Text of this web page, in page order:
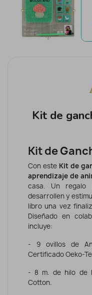
Kit de
Kit de
Con este Kit de
aprendizaje de
casa. Un regalo
desarrollen y
libro una vez
Diseñado en
incluye:
- 9 ovillos de
Certificado Oeko-
- 8 m. de hilo de
Cotton.